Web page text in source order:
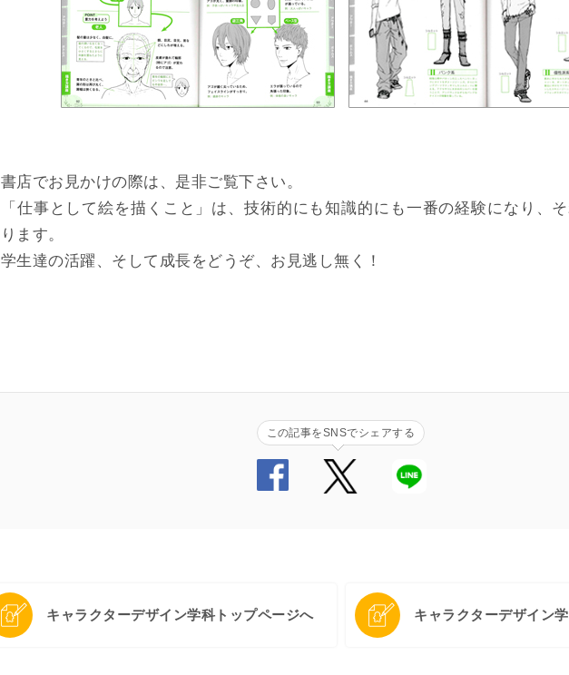
書店でお見かけの際は、是非ご覧下さい。
「仕事として絵を描くこと」は、技術的にも知識的にも一番の経験になり、
ります。
学生達の活躍、そして成長をどうぞ、お見逃し無く！
この記事をSNSでシェアする
キャラクターデザイン学科トップページへ キャラクターデザイン